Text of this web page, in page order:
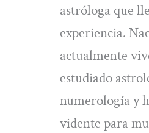
astróloga que
experiencia.
actualmente
estudiado
numerología y
vidente para